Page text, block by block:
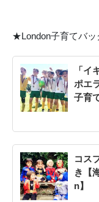
★London子育てバッ
「イ
ポエ
子育
コス
き【
n】